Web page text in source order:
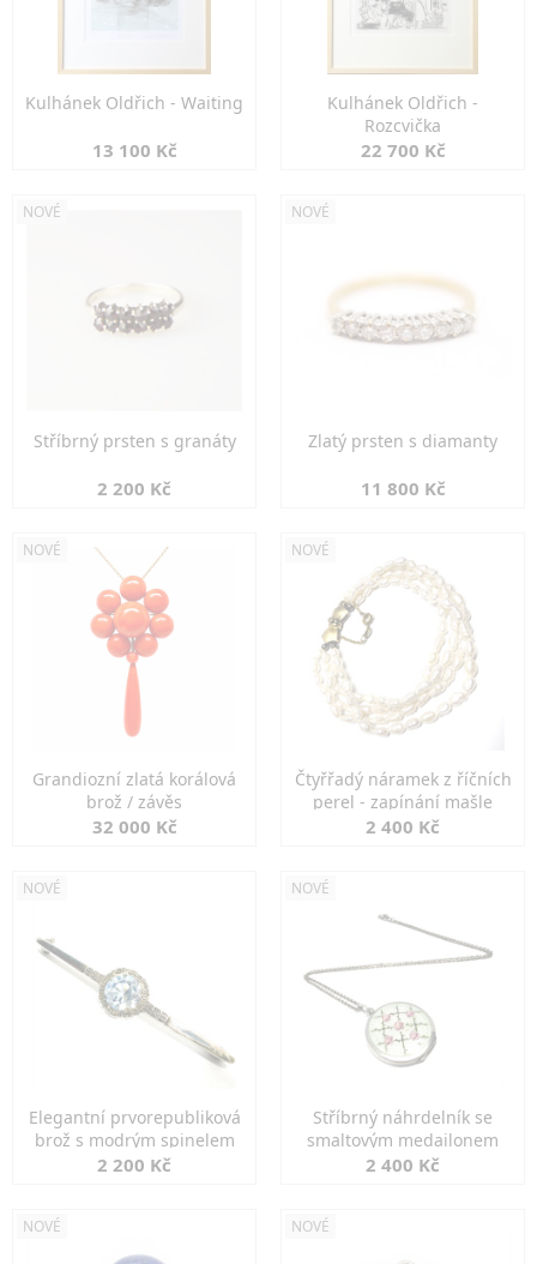
Kulhánek Oldřich - Waiting
13 100 Kč
Kulhánek Oldřich -
Rozcvička
22 700 Kč
NOVÉ
Stříbrný prsten s granáty
2 200 Kč
NOVÉ
Zlatý prsten s diamanty
11 800 Kč
NOVÉ
Grandiozní zlatá korálová
brož / závěs
32 000 Kč
NOVÉ
Čtyřřadý náramek z říčních
perel - zapínání mašle
2 400 Kč
NOVÉ
Elegantní prvorepubliková
brož s modrým spinelem
2 200 Kč
NOVÉ
Stříbrný náhrdelník se
smaltovým medailonem
2 400 Kč
NOVÉ NOVÉ